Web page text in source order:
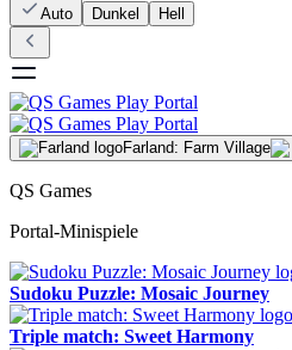
Auto Dunkel Hell
Farland: Farm Village
QS Games
Portal-Minispiele
Sudoku Puzzle: Mosaic Journey
Triple match: Sweet Harmony